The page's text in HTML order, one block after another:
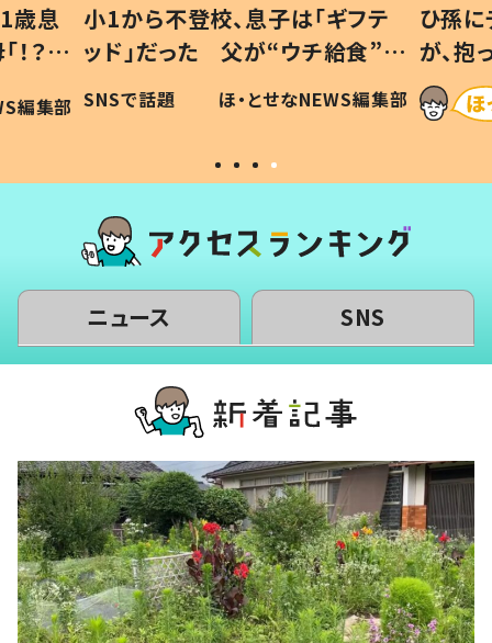
歳息
？」
編集部
小1から不登校、息子は「ギフテ
ッド」だった 父が“ウチ給食”を
作り続ける理由とは #令和の親
#令和の子
SNSで話題 ほ・とせなNEWS編集部
ひ孫
が、
「涙が
い」
ニュース SNS